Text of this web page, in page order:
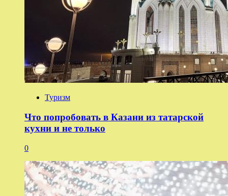
Туризм
Что попробовать в Казани из татарской
кухни и не только
0